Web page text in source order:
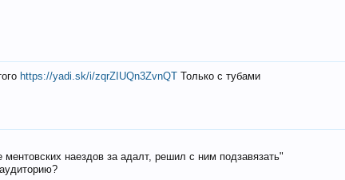
https://yadi.sk/i/zqrZIUQn3ZvnQT Только с тубами
наездов за адалт, решил с ним подзавязать"